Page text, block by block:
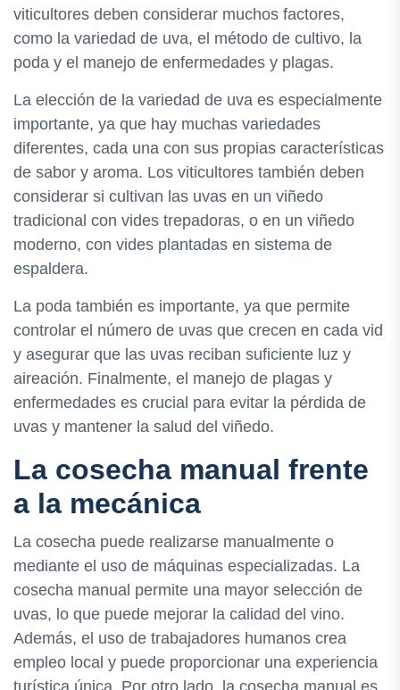
viticultores deben considerar muchos factores,
como la variedad de uva, el método de cultivo, la
poda y el manejo de enfermedades y plagas.
La elección de la variedad de uva es especialmente
importante, ya que hay muchas variedades
diferentes, cada una con sus propias características
de sabor y aroma. Los viticultores también deben
considerar si cultivan las uvas en un viñedo
tradicional con vides trepadoras, o en un viñedo
moderno, con vides plantadas en sistema de
espaldera.
La poda también es importante, ya que permite
controlar el número de uvas que crecen en cada vid
y asegurar que las uvas reciban suficiente luz y
aireación. Finalmente, el manejo de plagas y
enfermedades es crucial para evitar la pérdida de
uvas y mantener la salud del viñedo.
La cosecha manual frente
a la mecánica
La cosecha puede realizarse manualmente o
mediante el uso de máquinas especializadas. La
cosecha manual permite una mayor selección de
uvas, lo que puede mejorar la calidad del vino.
Además, el uso de trabajadores humanos crea
empleo local y puede proporcionar una experiencia
turística única. Por otro lado, la cosecha manual es